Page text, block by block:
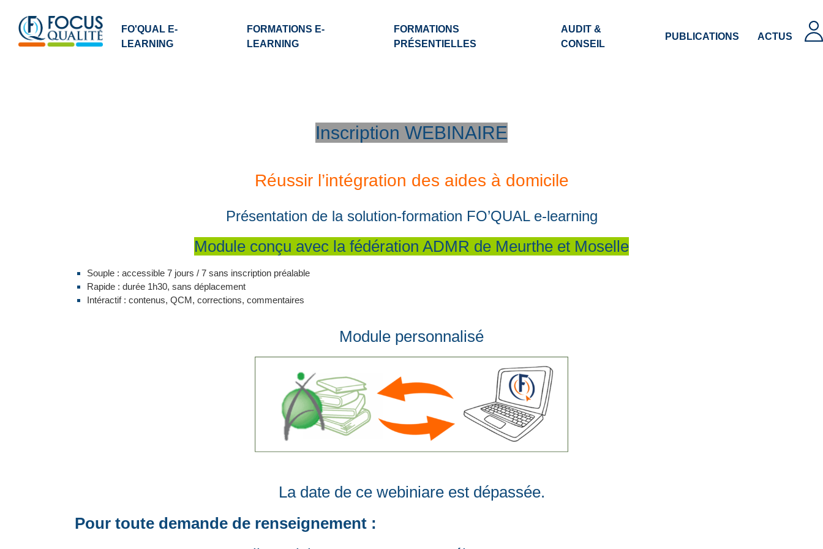
FO'QUAL E-
LEARNING
FORMATIONS E-
LEARNING
FORMATIONS
PRÉSENTIELLES
AUDIT &
CONSEIL
PUBLICATIONS ACTUS
Inscription WEBINAIRE
Réussir l’intégration des aides à domicile
Présentation de la solution-formation FO’QUAL e-learning
Module conçu avec la fédération ADMR de Meurthe et Moselle
Souple : accessible 7 jours / 7 sans inscription préalable
Rapide : durée 1h30, sans déplacement
Intéractif : contenus, QCM, corrections, commentaires
Module personnalisé
La date de ce webiniare est dépassée.
Pour toute demande de renseignement :